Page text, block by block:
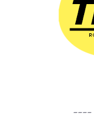
----